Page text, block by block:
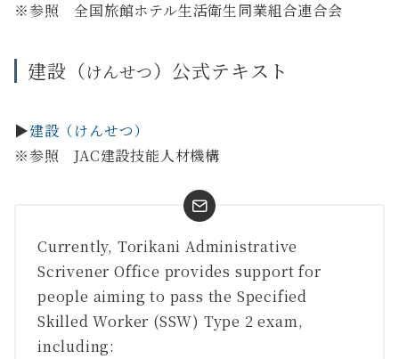
※参照 全国旅館ホテル生活衛生同業組合連合会
建設（けんせつ）公式テキスト
▶建設（けんせつ）
※参照 JAC建設技能人材機構
Currently, Torikani Administrative
Scrivener Office provides support for
people aiming to pass the Specified
Skilled Worker (SSW) Type 2 exam,
including: